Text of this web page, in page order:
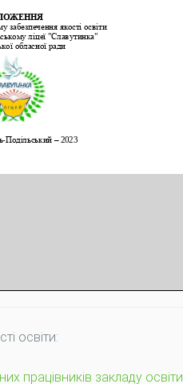
освіти:
працівників закладу освіти